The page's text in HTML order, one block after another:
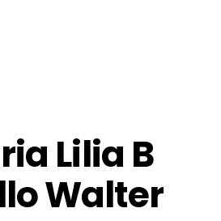
Lilia B
Walter